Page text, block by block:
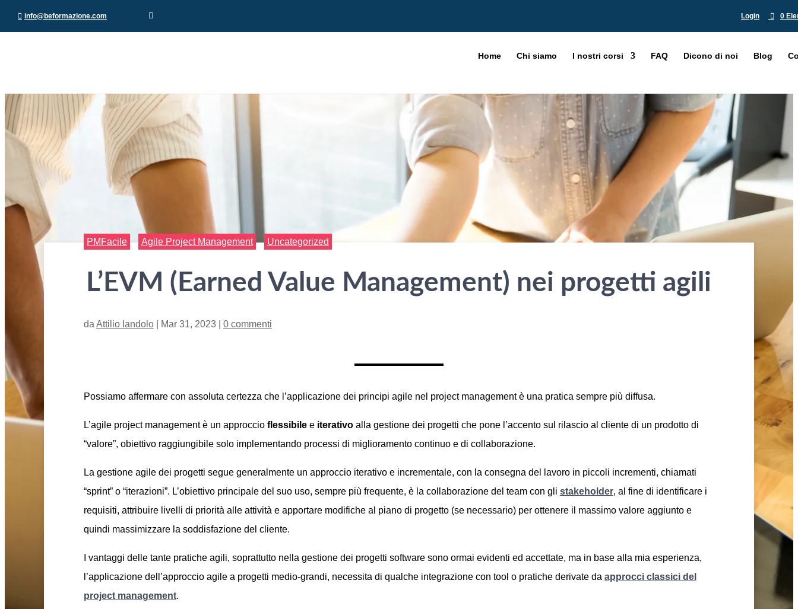
info@beformazione.com Login 0
Home Chi siamo I nostri corsi FAQ Dicono di noi Blog
PMFacile Agile Project Management Uncategorized
L’EVM (Earned Value Management) nei progetti agili
da Attilio Iandolo| Mar 31, 2023| 0 commenti
Possiamo affermare con assoluta certezza che l’applicazione dei principi agile nel project management è una pratica sempre più diffusa.
L’agile project management è un approccio flessibilee iterativoalla gestione dei progetti che pone l’accento sul rilascio al cliente di un prodotto di
“valore”, obiettivo raggiungibile solo implementando processi di miglioramento continuo e di collaborazione.
La gestione agile dei progetti segue generalmente un approccio iterativo e incrementale, con la consegna del lavoro in piccoli incrementi, chiamati
“sprint” o “iterazioni”. L’obiettivo principale del suo uso, sempre più frequente, è la collaborazione del team con gli stakeholder, al fine di identificare i
requisiti, attribuire livelli di priorità alle attività e apportare modifiche al piano di progetto (se necessario) per ottenere il massimo valore aggiunto e
quindi massimizzare la soddisfazione del cliente.
I vantaggi delle tante pratiche agili, soprattutto nella gestione dei progetti software sono ormai evidenti ed accettate, ma in base alla mia esperienza,
l’applicazione dell’approccio agile a progetti medio-grandi, necessita di qualche integrazione con tool o pratiche derivate da approcci classici del
project management.